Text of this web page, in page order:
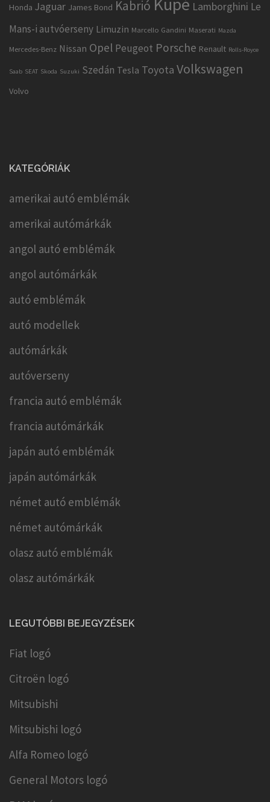
Honda Jaguar James Bond Kabrió Lamborghini Le
Mans-i autvóerseny Limuzin Marcello Gandini Maserati Mazda
Mercedes-Benz Nissan Opel Peugeot Porsche Renault Rolls-Royce
Saab SEAT Skoda Suzuki Szedán Tesla Toyota Volkswagen
Volvo
KATEGÓRIÁK
amerikai autó emblémák
amerikai autómárkák
angol autó emblémák
angol autómárkák
autó emblémák
autó modellek
autómárkák
autóverseny
francia autó emblémák
francia autómárkák
japán autó emblémák
japán autómárkák
német autó emblémák
német autómárkák
olasz autó emblémák
olasz autómárkák
LEGUTÓBBI BEJEGYZÉSEK
Fiat logó
Citroën logó
Mitsubishi
Mitsubishi logó
Alfa Romeo logó
General Motors logó